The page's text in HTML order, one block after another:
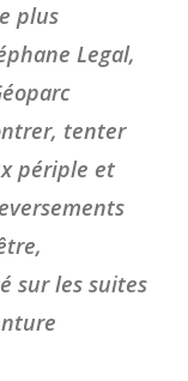
plus
Legal,
tenter
périple et
sur les suites